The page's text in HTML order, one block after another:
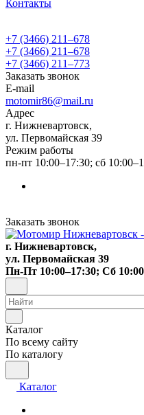
Контакты
+7 (3466) 211‒678
+7 (3466) 211‒678
+7 (3466) 211‒773
Заказать звонок
E-mail
motomir86@mail.ru
Адрес
г. Нижневартовск,
ул. Первомайская 39
Режим работы
пн-пт 10:00–17:30; сб
Заказать звонок
г. Нижневартовск,
ул. Первомайская 39
Пн-Пт 10:00–17:30; Сб
Каталог
По всему сайту
По каталогу
Каталог